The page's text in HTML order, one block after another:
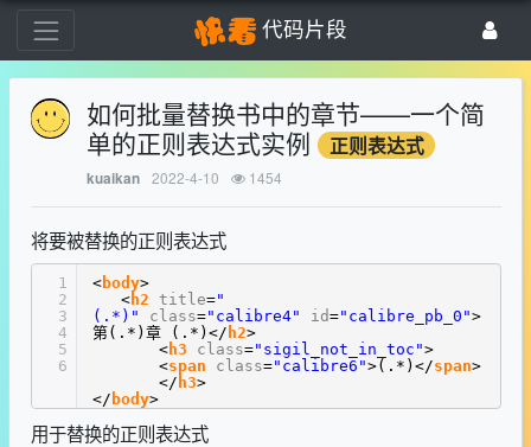
代码片段
如何批量替换书中的章节——一个简
单的正则表达式实例 正则表达式
kuaikan 2022-4-10 1454
将要被替换的正则表达式
1
2
3
4
5
6
<body>
<h2 title="
(.*)"
class="calibre4" id="calibre_pb_0">
第(.*)章 (.*)</ h2>
<h3 class="sigil_not_in_toc">
<span class="calibre6">(.*)</span>
</ h3>
</ body>
用于替换的正则表达式